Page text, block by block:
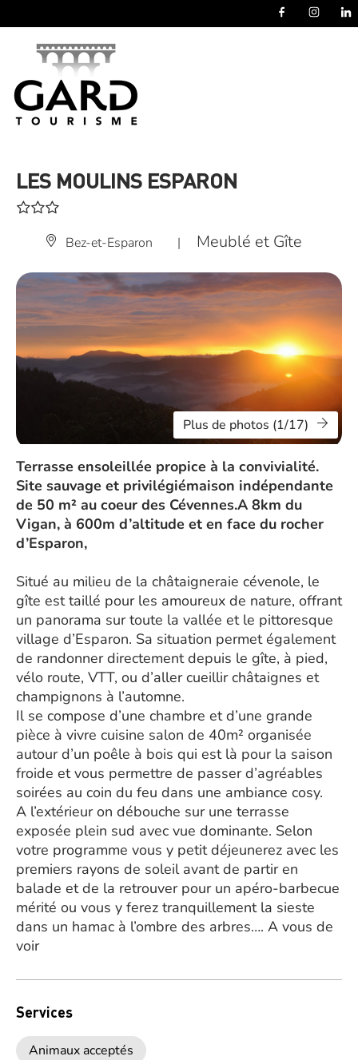
LES MOULINS ESPARON
Bez-et-Esparon | Meublé et Gîte
Plus de photos (1/17)
Terrasse ensoleillée propice à la convivialité.
Site sauvage et privilégiémaison indépendante
de 50 m² au coeur des Cévennes.A 8km du
Vigan, à 600m d’altitude et en face du rocher
d’Esparon,
Situé au milieu de la châtaigneraie cévenole, le
gîte est taillé pour les amoureux de nature, offrant
un panorama sur toute la vallée et le pittoresque
village d’Esparon. Sa situation permet également
de randonner directement depuis le gîte, à pied,
vélo route, VTT, ou d’aller cueillir châtaignes et
champignons à l’automne.
Il se compose d’une chambre et d’une grande
pièce à vivre cuisine salon de 40m² organisée
autour d’un poêle à bois qui est là pour la saison
froide et vous permettre de passer d’agréables
soirées au coin du feu dans une ambiance cosy.
A l’extérieur on débouche sur une terrasse
exposée plein sud avec vue dominante. Selon
votre programme vous y petit déjeunerez avec les
premiers rayons de soleil avant de partir en
balade et de la retrouver pour un apéro-barbecue
mérité ou vous y ferez tranquillement la sieste
dans un hamac à l’ombre des arbres…. A vous de
voir
Services
Animaux acceptés